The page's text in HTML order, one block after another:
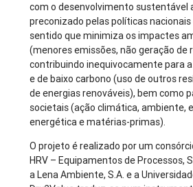
com o desenvolvimento sustentável
preconizado pelas políticas nacionais
sentido que minimiza os impactes
(menores emissões, não geração de
contribuindo inequivocamente para
e de baixo carbono (uso de outros
de energias renováveis), bem como
societais (ação climática, ambiente,
energética e matérias-primas).
O projeto é realizado por um
HRV – Equipamentos de Processos,
a Lena Ambiente, S.A. e a